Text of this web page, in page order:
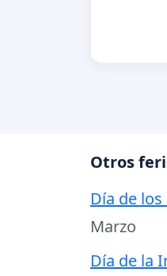
Otros
Día de
Marzo
Día de la